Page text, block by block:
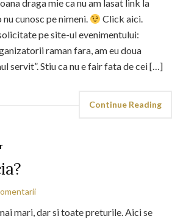
draga mie ca nu am lasat link la
cunosc pe nimeni.
Click aici.
pe site-ul evenimentului:
raman fara, am eu doua
servit”. Stiu ca nu e fair fata de cei […]
Continue Reading
mari, dar si toate preturile. Aici se